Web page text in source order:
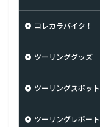
コレカラバイク！
ツーリンググッズ
ツーリングスポット
ツーリングレポート